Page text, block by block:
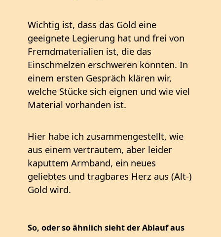
Wichtig ist, dass das Gold eine
geeignete Legierung hat und frei von
Fremdmaterialien ist, die das
Einschmelzen erschweren könnten. In
einem ersten Gespräch klären wir,
welche Stücke sich eignen und wie viel
Material vorhanden ist.
Hier habe ich zusammengestellt, wie
aus einem vertrautem, aber leider
kaputtem Armband, ein neues
geliebtes und tragbares Herz aus (Alt-)
Gold wird.
So, oder so ähnlich sieht der Ablauf aus